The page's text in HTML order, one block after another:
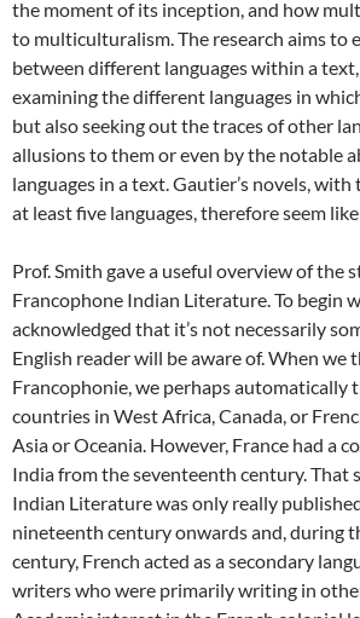
the moment of its inception, and how
to multiculturalism. The research aims to
between different languages within a
examining the different languages in
but also seeking out the traces of other
allusions to them or even by the notable
languages in a text. Gautier’s novels,
at least five languages, therefore seem
Prof. Smith gave a useful overview of the
Francophone Indian Literature. To begin
acknowledged that it’s not necessarily
English reader will be aware of. When we
Francophonie, we perhaps automatically
countries in West Africa, Canada, or
Asia or Oceania. However, France had a
India from the seventeenth century. That
Indian Literature was only really
nineteenth century onwards and, during
century, French acted as a secondary
writers who were primarily writing in